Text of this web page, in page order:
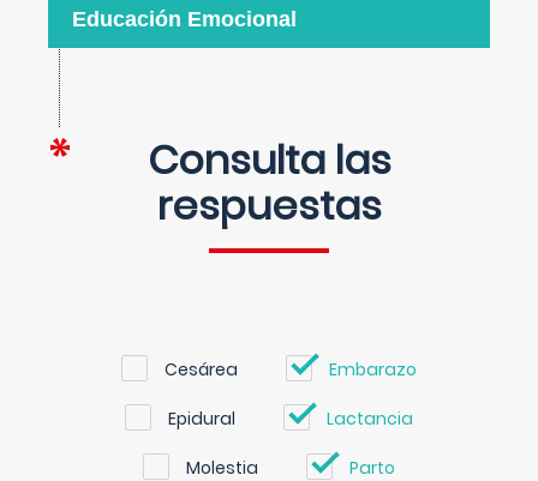
Educación Emocional
Consulta las
respuestas
Cesárea Embarazo
Epidural Lactancia
Molestia Parto